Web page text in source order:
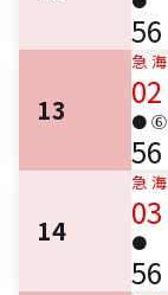
56
13
急 海
02
● ⑥
56
14
急 海
03
●
56